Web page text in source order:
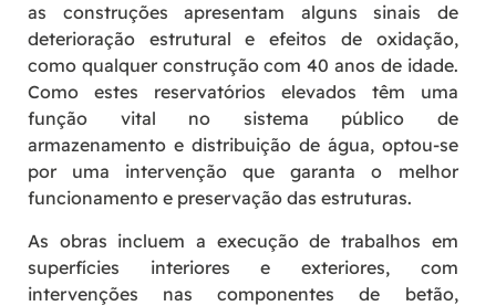
as construções apresentam alguns sinais de
deterioração estrutural e efeitos de oxidação,
como qualquer construção com 40 anos de idade.
Como estes reservatórios elevados têm uma
função vital no sistema público de
armazenamento e distribuição de água, optou-se
por uma intervenção que garanta o melhor
funcionamento e preservação das estruturas.
As obras incluem a execução de trabalhos em
superfícies interiores e exteriores, com
intervenções nas componentes de betão,